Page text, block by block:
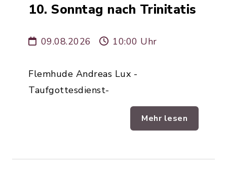
10. Sonntag nach Trinitatis
09.08.2026 10:00 Uhr
Flemhude Andreas Lux -
Taufgottesdienst-
Mehr lesen